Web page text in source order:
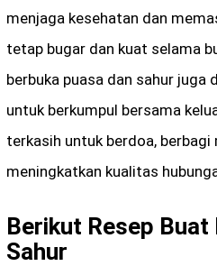
menjaga kesehatan dan
tetap bugar dan kuat selama
berbuka puasa dan sahur juga
untuk berkumpul bersama
terkasih untuk berdoa, berbagi
meningkatkan kualitas
Berikut Resep Buat
Sahur